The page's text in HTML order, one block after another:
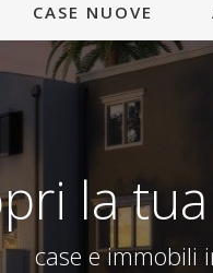
CASE NUOVE
la
case e immobili